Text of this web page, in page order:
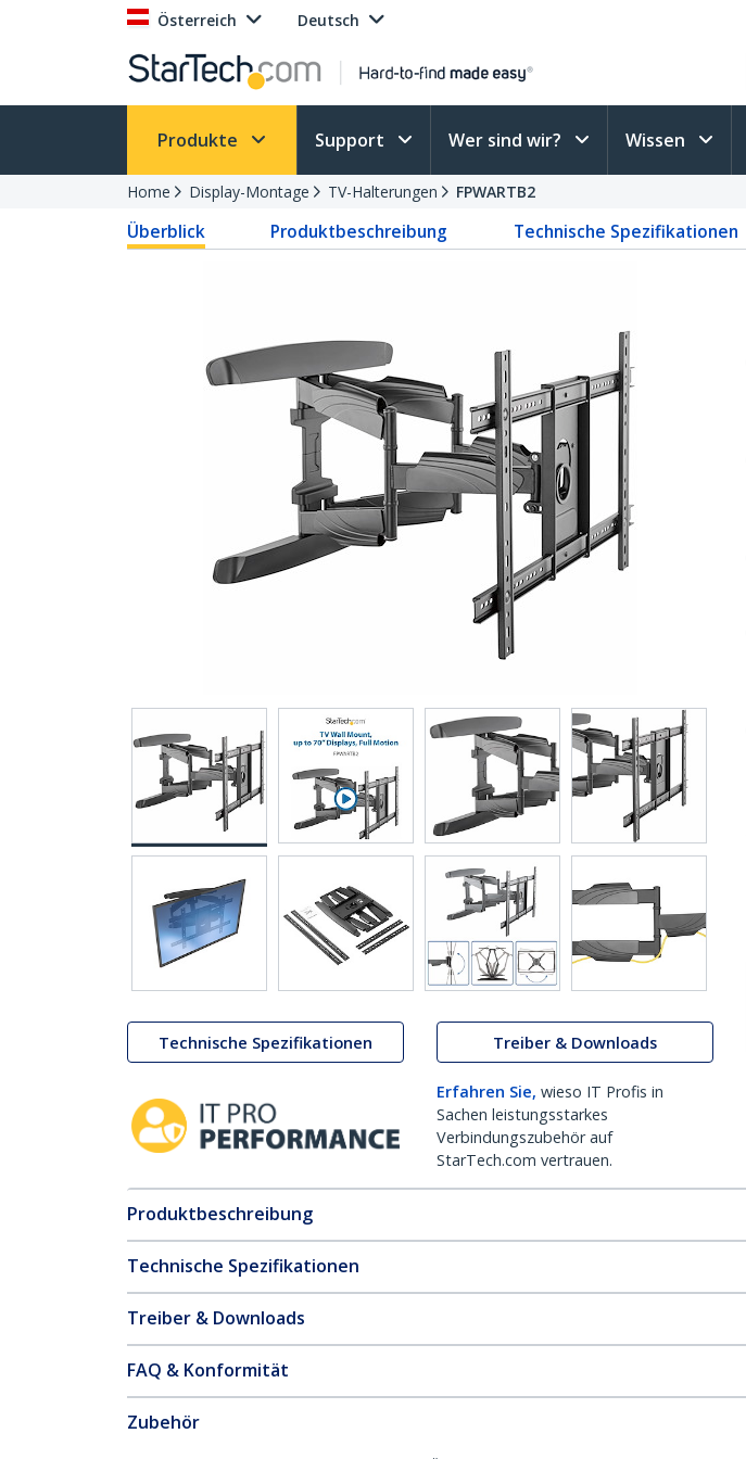
Österreich Deutsch
Produkte Support Wer sind wir? Wissen
Home Display-Montage TV-Halterungen FPWARTB2
Überblick Produktbeschreibung Technische Spezifikationen
Technische Spezifikationen Treiber & Downloads
Erfahren Sie, wieso IT Profis in
Sachen leistungsstarkes
Verbindungszubehör auf
StarTech.com vertrauen.
Produktbeschreibung
Technische Spezifikationen
Treiber & Downloads
FAQ & Konformität
Zubehör